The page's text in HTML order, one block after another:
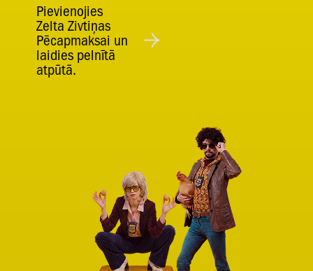
Pievienojies
Zelta Zivtiņas
Pēcapmaksai un
laidies pelnītā
atpūtā.